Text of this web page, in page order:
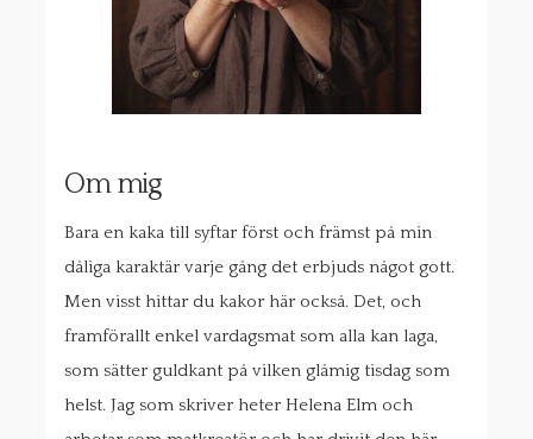
Om mig
Bara en kaka till syftar först och främst på min
dåliga karaktär varje gång det erbjuds något gott.
Men visst hittar du kakor här också. Det, och
framförallt enkel vardagsmat som alla kan laga,
som sätter guldkant på vilken glåmig tisdag som
helst. Jag som skriver heter Helena Elm och